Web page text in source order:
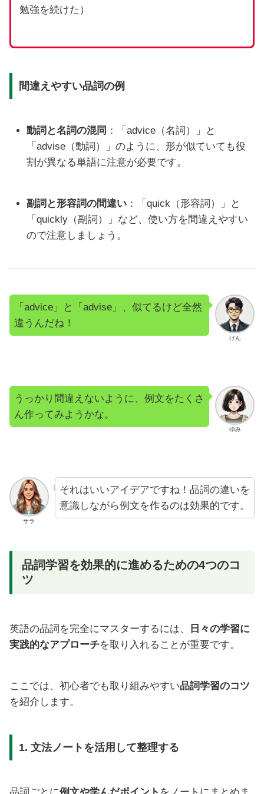
勉強を続けた）
間違えやすい品詞の例
動詞と名詞の混同 ：「advice（名詞）」と
「advise（動詞）」のように、形が似ていても役
割が異なる単語に注意が必要です。
副詞と形容詞の間違い ：「quick（形容詞）」と
「quickly（副詞）」など、使い方を間違えやすい
ので注意しましょう。
けん
「advice」と「advise」、似てるけど全然
違うんだね！
ゆみ
うっかり間違えないように、例文をたくさ
ん作ってみようかな。
サラ
それはいいアイデアですね！品詞の違いを
意識しながら例文を作るのは効果的です。
品詞学習を効果的に進めるための4つのコ
ツ
英語の品詞を完全にマスターするには、
日々の学習に
実践的なアプローチを取り入れることが重要です。
ここでは、初心者でも取り組みやすい品詞学習のコツ
を紹介します。
1. 文法ノートを活用して整理する